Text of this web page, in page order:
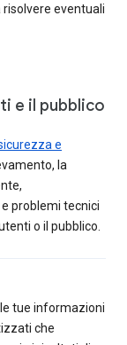
eventuali
e il pubblico
e
la
problemi tecnici
o il pubblico.
tue informazioni
che